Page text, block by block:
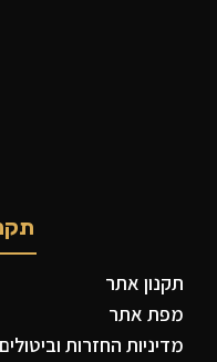
תקנון אתר
מפת אתר
מדיניות החזרות וביטולים